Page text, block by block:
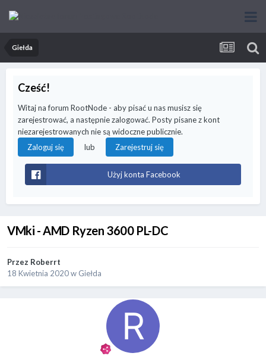
Giełda
Cześć!
Witaj na forum RootNode - aby pisać u nas musisz się
zarejestrować, a następnie zalogować. Posty pisane z kont
niezarejestrowanych nie są widoczne publicznie.
Zaloguj się
lub Zarejestruj się
Użyj konta Facebook
VMki - AMD Ryzen 3600 PL-DC
Przez Roberrt
18 Kwietnia 2020w Giełda